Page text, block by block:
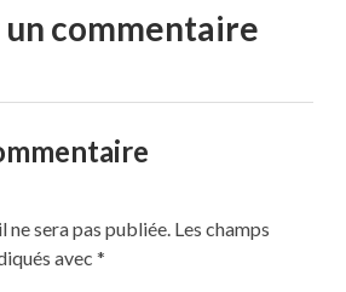
un commentaire
sera pas publiée. Les champs
avec *